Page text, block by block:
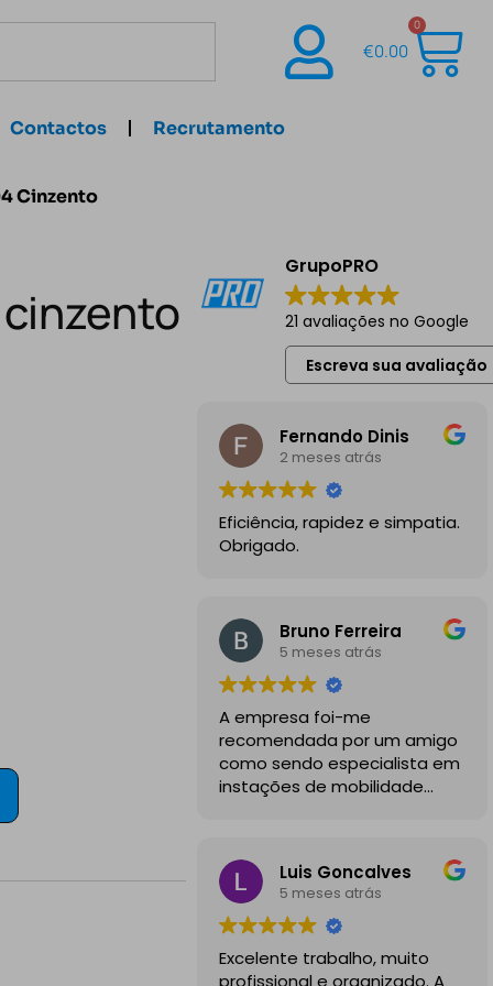
€0.00
0
Contactos Recrutamento
Cinzento
GrupoPRO
21 avaliações no Google
Escreva sua avaliação
Fernando Dinis
2 meses atrás
Eficiência, rapidez e simpatia.
Obrigado.
Bruno Ferreira
5 meses atrás
A empresa foi-me
recomendada por um amigo
como sendo especialista em
instações de mobilidade
profissionais, comunicativos e
disponiveis para todas as
minhas dúvidas.
A instalação de tomada
reforçada em garagem
Luis Goncalves
5 meses atrás
Excelente trabalho, muito
profissional e organizado. A